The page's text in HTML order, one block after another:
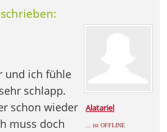
Alatariel
... ist OFFLINE
und ich fühle
schlapp.
schon wieder
muss doch